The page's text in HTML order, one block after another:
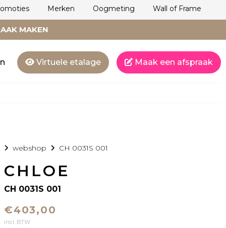
Merken Oogmeting Wall of Frame
MAKEN
Virtuele etalage Maak een afspraak
webshop CH 0031S 001
CHLOE
CH 0031S 001
€403,00
incl. BTW